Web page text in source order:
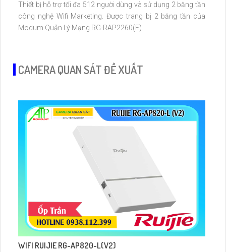
Thiết bị hỗ trợ tối đa 512 người dùng và sử dụng 2 băng tần
công nghệ Wifi Marketing. Được trang bị 2 băng tần của
Modum Quản Lý Mạng RG-RAP2260(E).
CAMERA QUAN SÁT ĐỀ XUẤT
WIFI RUIJIE RG-AP820-L(V2)